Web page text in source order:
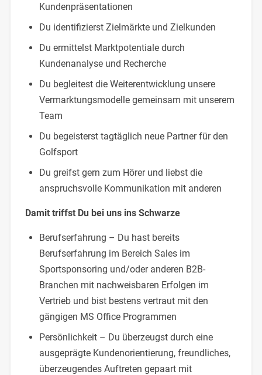
Kundenpräsentationen
Du identifizierst Zielmärkte und Zielkunden
Du ermittelst Marktpotentiale durch
Kundenanalyse und Recherche
Du begleitest die Weiterentwicklung unsere
Vermarktungsmodelle gemeinsam mit unserem
Team
Du begeisterst tagtäglich neue Partner für den
Golfsport
Du greifst gern zum Hörer und liebst die
anspruchsvolle Kommunikation mit anderen
Damit triffst Du bei uns ins Schwarze
Berufserfahrung – Du hast bereits
Berufserfahrung im Bereich Sales im
Sportsponsoring und/oder anderen B2B-
Branchen mit nachweisbaren Erfolgen im
Vertrieb und bist bestens vertraut mit den
gängigen MS Office Programmen
Persönlichkeit – Du überzeugst durch eine
ausgeprägte Kundenorientierung, freundliches,
überzeugendes Auftreten gepaart mit